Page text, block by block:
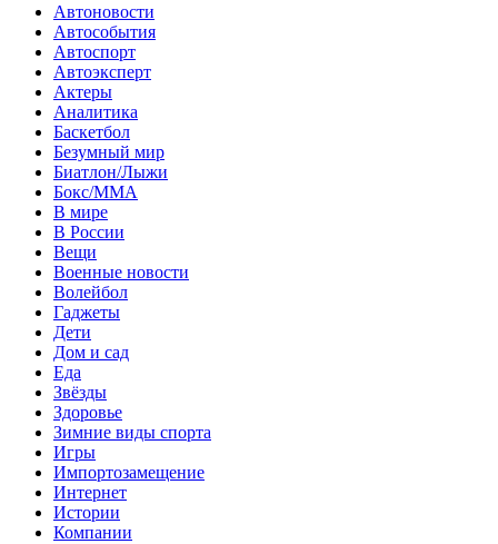
Автоновости
Автособытия
Автоспорт
Автоэксперт
Актеры
Аналитика
Баскетбол
Безумный мир
Биатлон/Лыжи
Бокс/MMA
В мире
В России
Вещи
Военные новости
Волейбол
Гаджеты
Дети
Дом и сад
Еда
Звёзды
Здоровье
Зимние виды спорта
Игры
Импортозамещение
Интернет
Истории
Компании